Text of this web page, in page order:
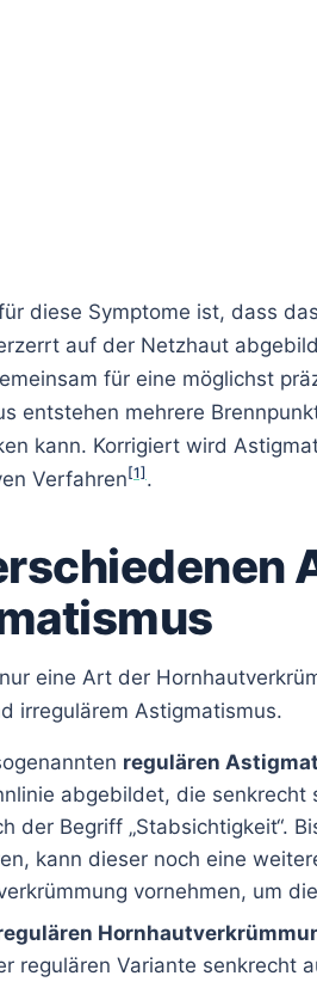
diese Symptome ist, dass
auf der Netzhaut
für eine möglichst
entstehen mehrere
kann. Korrigiert wird
Verfahren[1] .
eine Art der
irregulärem Astigmatismus.
regulären
abgebildet, die
der Begriff „Stabsichtigkeit“.
kann dieser noch eine
vornehmen, um
regulären Variante senkrecht